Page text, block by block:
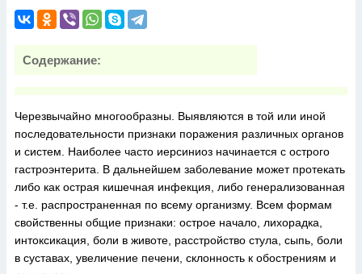
Содержание:
Черезвычайно многообразны. Выявляются в той или иной
последовательности признаки поражения различных органов
и систем. Наиболее часто иерсиниоз начинается с острого
гастроэнтерита. В дальнейшем заболевание может протекать
либо как острая кишечная инфекция, либо генерализованная
- т.е. распространенная по всему организму. Всем формам
свойственны общие признаки: острое начало, лихорадка,
интоксикация, боли в животе, расстройство стула, сыпь, боли
в суставах, увеличение печени, склонность к обострениям и